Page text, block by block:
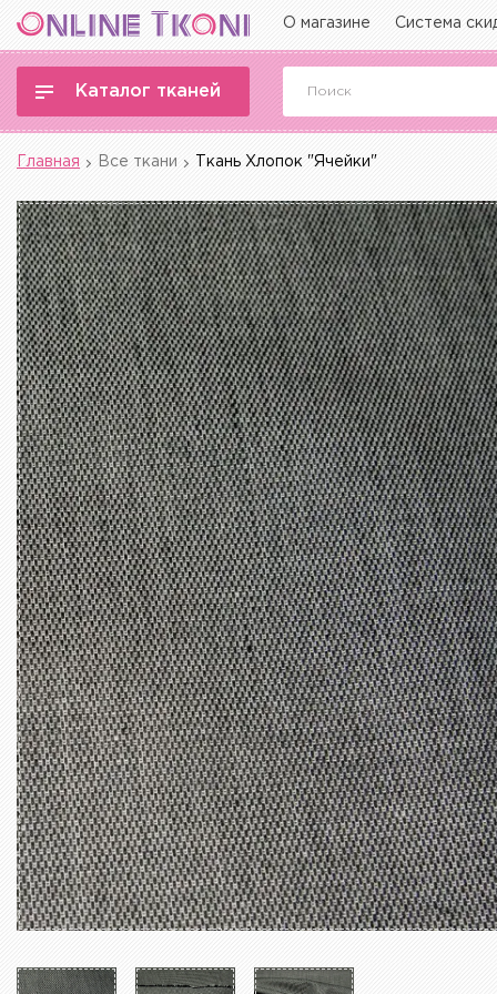
О магазине Система
Каталог тканей
Главная Все ткани Ткань Хлопок "Ячейки"